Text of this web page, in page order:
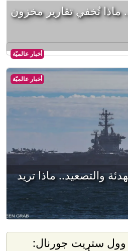
أخبار عالميّة
تُخفي تقارير مخزون
أخبار عالميّة
والتصعيد.. ماذا تريد
وول ستريت جورنال: